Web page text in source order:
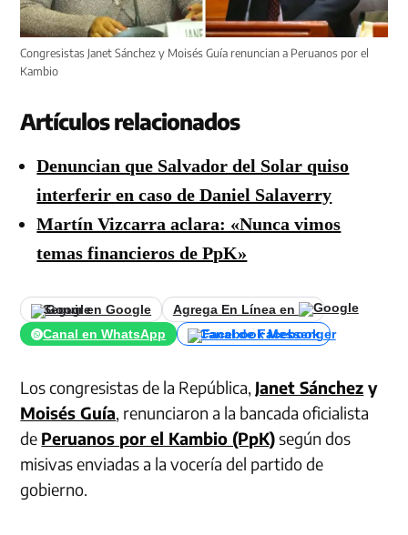
Congresistas Janet Sánchez y Moisés Guía renuncian a Peruanos por el
Kambio
Artículos relacionados
Denuncian que Salvador del Solar quiso
interferir en caso de Daniel Salaverry
Martín Vizcarra aclara: «Nunca vimos
temas financieros de PpK»
Seguir en Google
Agrega En Línea en
Canal en WhatsApp
Canal de Facebook
Los congresistas de la República, Janet Sánchez y
Moisés Guía, renunciaron a la bancada oficialista
de Peruanos por el Kambio (PpK)según dos
misivas enviadas a la vocería del partido de
gobierno.